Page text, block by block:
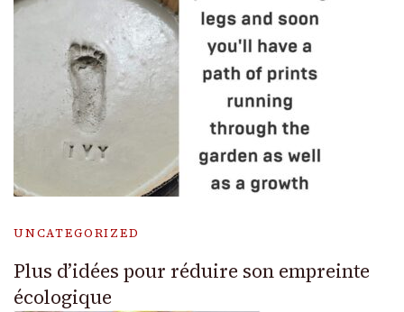
UNCATEGORIZED
Plus d’idées pour réduire son empreinte
écologique